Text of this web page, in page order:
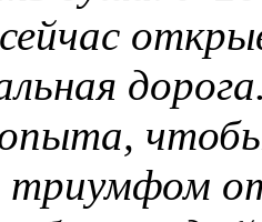
триумфом